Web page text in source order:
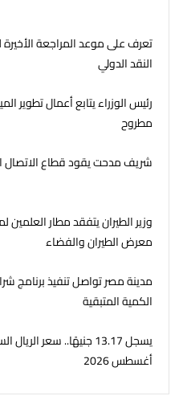
تعرف على موعد المراجعة
النقد الدولي
رئيس الوزراء يتابع أعمال تطوير
مطروح
شريف مدحت يقود قطاع
وزير الطيران يتفقد مطار العلمين
معرض الطيران والفضاء
مدينة مصر تواصل تنفيذ برنامج
الكمية المتبقية
أغسطس 2026